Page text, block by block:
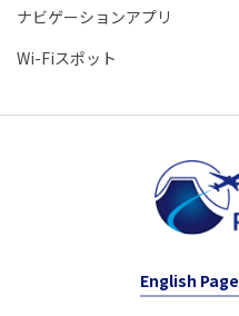
ナビゲーションアプリ
Wi-Fiスポット
English Page